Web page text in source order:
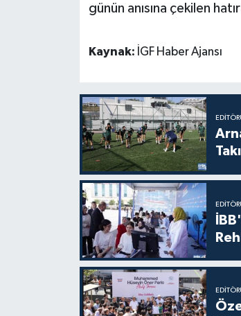
günün anısına çekilen
Kaynak: İGF Haber Ajansı